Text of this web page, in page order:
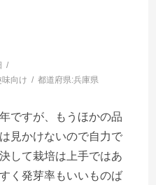
味向け 都道府県:兵庫県
ですが、もうほかの品
見かけないので自力で
して栽培は上手ではあ
く発芽率もいいものば